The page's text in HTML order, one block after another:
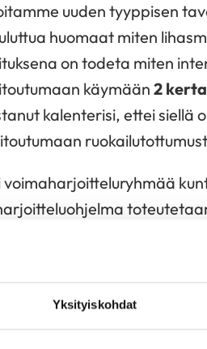
Yksityiskohdat
uuden tyyppisen
huomaat miten
on todeta miten
käymään 2
kalenterisi, ettei siellä
voimaharjoittelusta ja
16.00 liikuntasalissa.